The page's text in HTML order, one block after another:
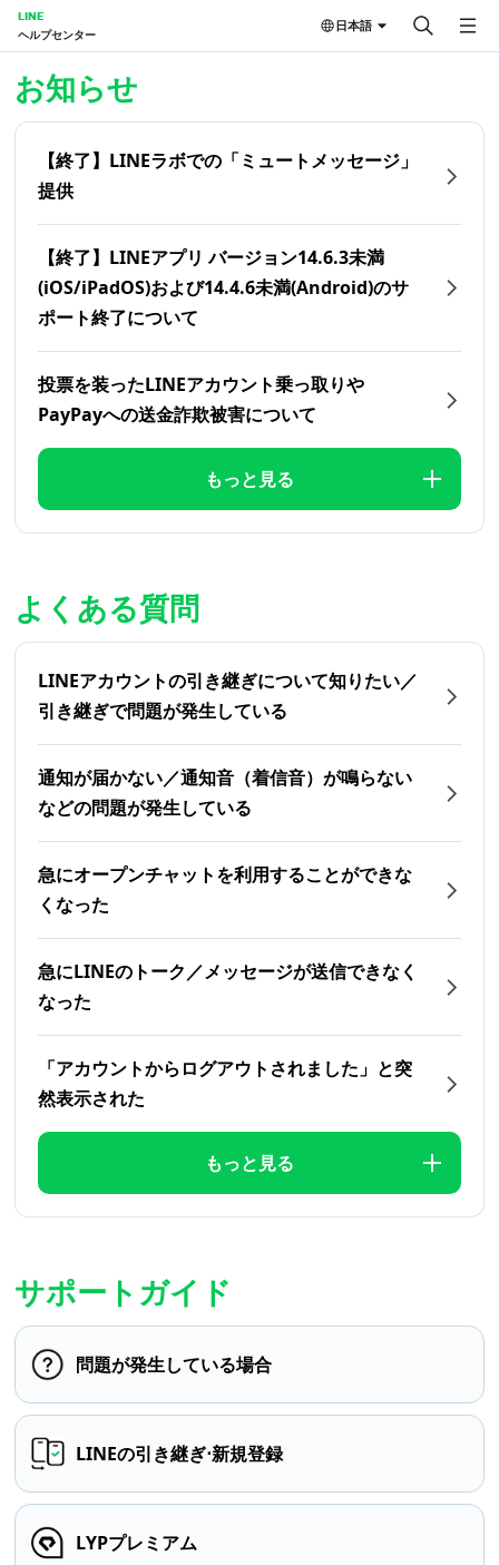
LINE
ヘルプセンター
日本語
お知らせ
【終了】LINEラボでの「ミュートメッセージ」
提供
【終了】LINEアプリ バージョン14.6.3未満
(iOS/iPadOS)および14.4.6未満(Android)のサ
ポート終了について
投票を装ったLINEアカウント乗っ取りや
PayPayへの送金詐欺被害について
もっと見る
よくある質問
LINEアカウントの引き継ぎについて知りたい／
引き継ぎで問題が発生している
通知が届かない／通知音（着信音）が鳴らない
などの問題が発生している
急にオープンチャットを利用することができな
くなった
急にLINEのトーク／メッセージが送信できなく
なった
「アカウントからログアウトされました」と突
然表示された
もっと見る
サポートガイド
問題が発生している場合
LINEの引き継ぎ⋅新規登録
LYPプレミアム